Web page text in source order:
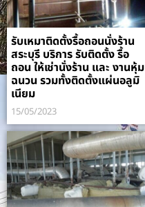
รับเหมาติดตั้งรื้อถอนนั่งร้าน
สระบุรี บริการ รับติดตั้ง รื้อ
ถอน ให้เช่านั่งร้าน และ งานหุ้ม
ฉนวน รวมทั้งติดตั้งแผ่นอลูมิ
เนียม
15/05/2023